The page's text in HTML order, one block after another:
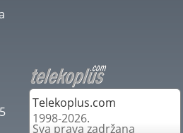
Telekoplus.com
1998-2026.
Sva prava zadržana